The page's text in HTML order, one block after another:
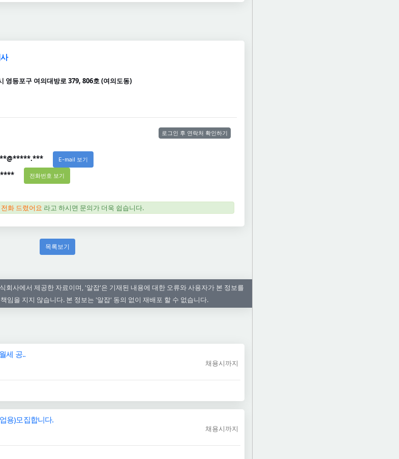
영등포구 여의대방로 379, 806호 (여의도동)
로그인 후 연락처 확인하기
E-mail 보기
**** 전화번호 보기
화 드렸어요 라고 하시면 문의가 더욱 쉽습니다.
목록보기
회사에서 제공한 자료이며, '알잡'은 기재된 내용에 대한 오류와 사용자가 본 정보를
임을 지지 않습니다. 본 정보는 '알잡' 동의 없이 재배포 할 수 없습니다.
세 공..
채용시까지
용)모집합니다.
채용시까지